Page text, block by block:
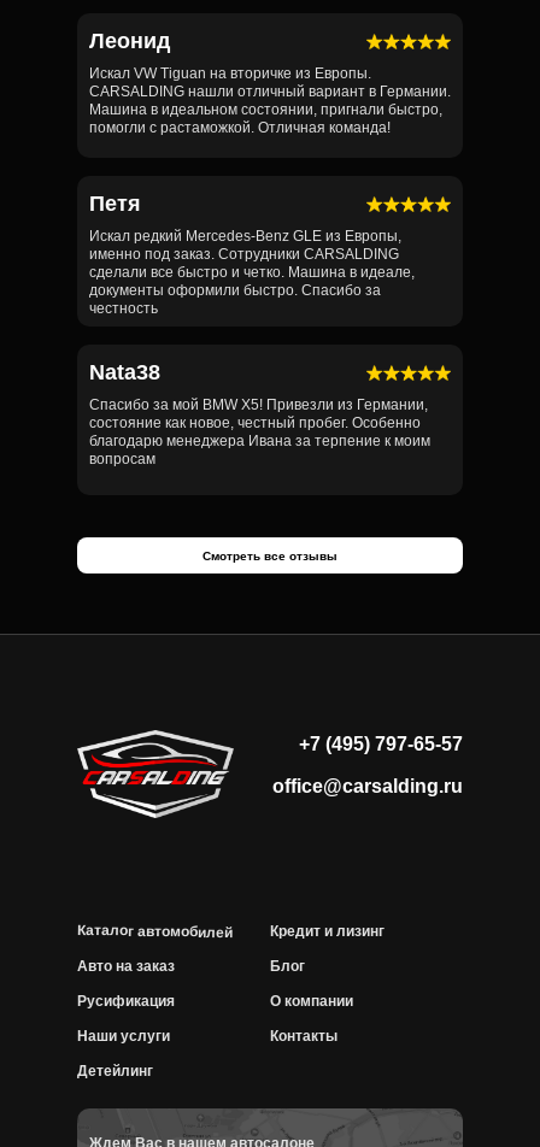
Леонид
Искал VW Tiguan на вторичке из Европы.
CARSALDING нашли отличный вариант в Германии.
Машина в идеальном состоянии, пригнали быстро,
помогли с растаможкой. Отличная команда!
Петя
Искал редкий Mercedes-Benz GLE из Европы,
именно под заказ. Сотрудники CARSALDING
сделали все быстро и четко. Машина в идеале,
документы оформили быстро. Спасибо за
честность
Nata38
Спасибо за мой BMW X5! Привезли из Германии,
состояние как новое, честный пробег. Особенно
благодарю менеджера Ивана за терпение к моим
вопросам
Смотреть все отзывы
Контакты
Кредит и лизинг
Блог
Наши услуги
office@carsalding.ru
Авто на заказ
Русификация
Детейлинг
О компании
+7 (495) 797-65-57
Каталог автомобилей
Ждем Вас в нашем автосалоне